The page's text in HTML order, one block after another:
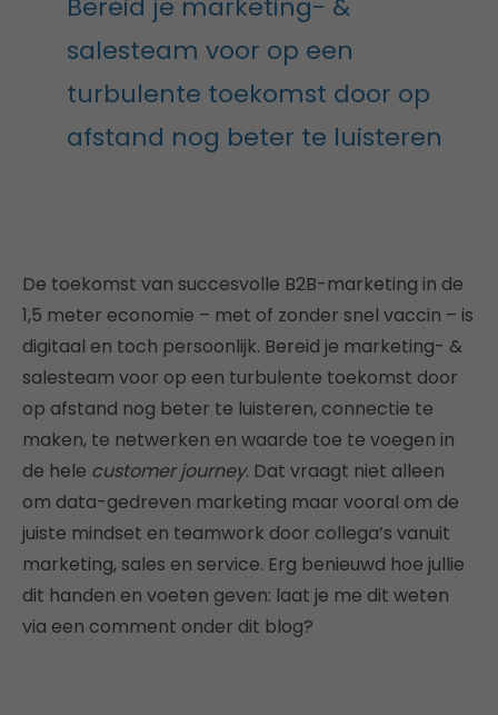
Bereid je marketing- &
salesteam voor op een
turbulente toekomst door op
afstand nog beter te luisteren
De toekomst van succesvolle B2B-marketing in de
1,5 meter economie – met of zonder snel vaccin – is
digitaal en toch persoonlijk. Bereid je marketing- &
salesteam voor op een turbulente toekomst door
op afstand nog beter te luisteren, connectie te
maken, te netwerken en waarde toe te voegen in
de hele customer journey. Dat vraagt niet alleen
om data-gedreven marketing maar vooral om de
juiste mindset en teamwork door collega’s vanuit
marketing, sales en service. Erg benieuwd hoe jullie
dit handen en voeten geven: laat je me dit weten
via een comment onder dit blog?